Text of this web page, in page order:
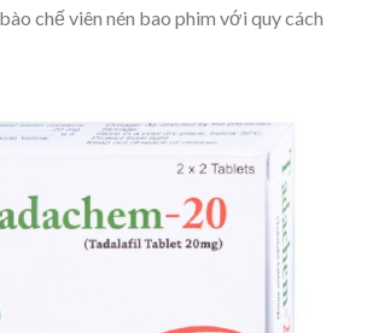
chế viên nén bao phim với quy cách